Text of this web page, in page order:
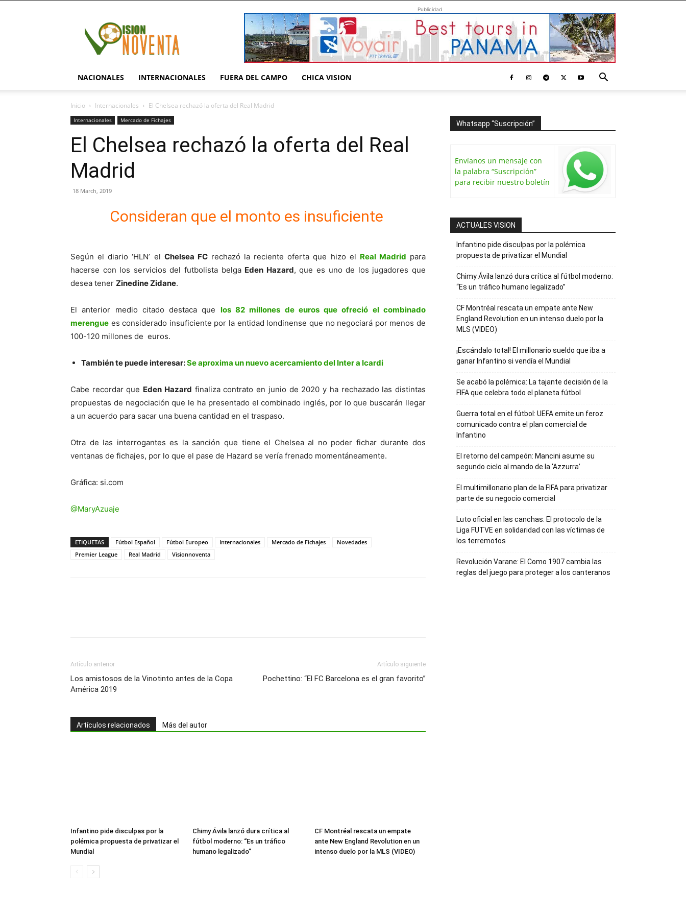
Publicidad
NACIONALES INTERNACIONALES FUERA DEL CAMPO CHICA VISION
Inicio Internacionales El Chelsea rechazó la oferta del Real Madrid
Internacionales Mercado de Fichajes
El Chelsea rechazó la oferta del Real
Madrid
18 March, 2019
Consideran que el monto es insuficiente
Según el diario ‘HLN’ el Chelsea FCrechazó la reciente oferta que hizo el Real Madrid para
hacerse con los servicios del futbolista belga Eden Hazard, que es uno de los jugadores que
desea tener Zinedine Zidane.
El anterior medio citado destaca que los 82 millones de euros que ofreció el combinado
merengue es considerado insuficiente por la entidad londinense que no negociará por menos de
100-120 millones de euros.
También te puede interesar:Se aproxima un nuevo acercamiento del Inter a Icardi
Cabe recordar que Eden Hazard finaliza contrato en junio de 2020 y ha rechazado las distintas
propuestas de negociación que le ha presentado el combinado inglés, por lo que buscarán llegar
a un acuerdo para sacar una buena cantidad en el traspaso.
Otra de las interrogantes es la sanción que tiene el Chelsea al no poder fichar durante dos
ventanas de fichajes, por lo que el pase de Hazard se vería frenado momentáneamente.
Gráfica: si.com
@MaryAzuaje
ETIQUETAS Fútbol Español Fútbol Europeo Internacionales Mercado de Fichajes
Novedades
Premier League
Real Madrid Visionnoventa
Artículo anterior
Los amistosos de la Vinotinto antes de la Copa
América 2019
Artículo siguiente
Pochettino: “El FC Barcelona es el gran favorito”
Artículos relacionados Más del autor
Infantino pide disculpas por la
polémica propuesta de privatizar el
Mundial
Chimy Ávila lanzó dura crítica al
fútbol moderno: “Es un tráfico
humano legalizado”
CF Montréal rescata un empate
ante New England Revolution en un
intenso duelo por la MLS (VIDEO)
Whatsapp “Suscripción”
Envíanos un mensaje con
la palabra “Suscripción”
para recibir nuestro boletín
ACTUALES VISION
Infantino pide disculpas por la polémica
propuesta de privatizar el Mundial
Chimy Ávila lanzó dura crítica al fútbol moderno:
“Es un tráfico humano legalizado”
CF Montréal rescata un empate ante New
England Revolution en un intenso duelo por la
MLS (VIDEO)
¡Escándalo total! El millonario sueldo que iba a
ganar Infantino si vendía el Mundial
Se acabó la polémica: La tajante decisión de la
FIFA que celebra todo el planeta fútbol
Guerra total en el fútbol: UEFA emite un feroz
comunicado contra el plan comercial de
Infantino
El retorno del campeón: Mancini asume su
segundo ciclo al mando de la ‘Azzurra’
El multimillonario plan de la FIFA para privatizar
parte de su negocio comercial
Luto oficial en las canchas: El protocolo de la
Liga FUTVE en solidaridad con las víctimas de
los terremotos
Revolución Varane: El Como 1907 cambia las
reglas del juego para proteger a los canteranos